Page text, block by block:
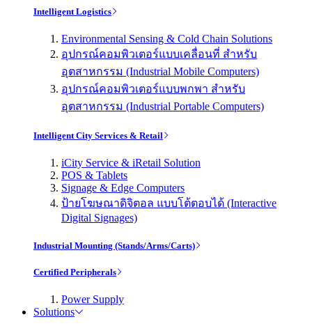
Intelligent Logistics
Environmental Sensing & Cold Chain Solutions
อุปกรณ์คอมพิวเตอร์แบบเคลื่อนที่ สำหรับ
อุตสาหกรรม (Industrial Mobile Computers)
อุปกรณ์คอมพิวเตอร์แบบพกพา สำหรับ
อุตสาหกรรม (Industrial Portable Computers)
Intelligent City Services & Retail
iCity Service & iRetail Solution
POS & Tablets
Signage & Edge Computers
ป้ายโฆษณาดิจิตอล แบบโต้ตอบได้ (Interactive
Digital Signages)
Industrial Mounting (Stands/Arms/Carts)
Certified Peripherals
Power Supply
Solutions